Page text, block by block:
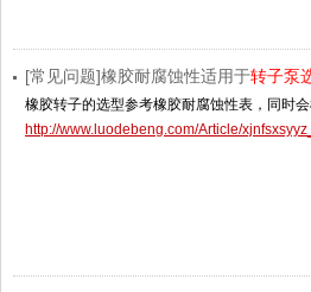
[常见问题]橡胶耐腐蚀性适用于转子泵
橡胶转子的选型参考橡胶耐腐蚀性表，同时
http://www.luodebeng.com/Article/